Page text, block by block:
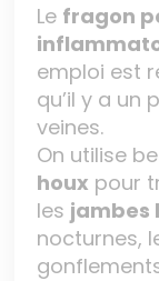
Le fragon
emploi est
qu’il y a un
veines.
On utilise
houx pour
les jambes
nocturnes,